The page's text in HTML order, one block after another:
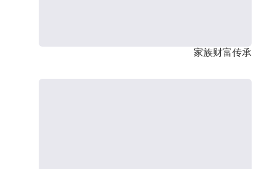
家族财富传承